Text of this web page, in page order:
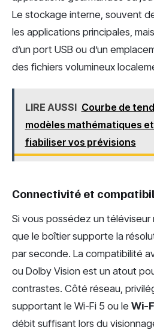
Le stockage interne, souvent
les applications principales,
d’un port USB ou d’un
des fichiers volumineux
LIRE AUSSI Courbe de
modèles mathématiques
fiabiliser vos prévisions
Connectivité et
Si vous possédez un
que le boîtier supporte la
par seconde. La compatibilité
ou Dolby Vision est un atout
contrastes. Côté réseau,
supportant le Wi-Fi 5 ou le Wi-
débit suffisant lors du